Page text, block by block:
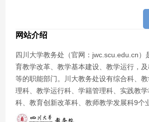
网站介绍
四川大学教务处（官网：jwc.scu.edu.cn）
育教学改革、教学基本建设、教学运行，
等的职能部门。川大教务处设有综合科、
理科、教学运行科、学籍管理科、实践教
科、教育创新改革科、教师教学发展科9个